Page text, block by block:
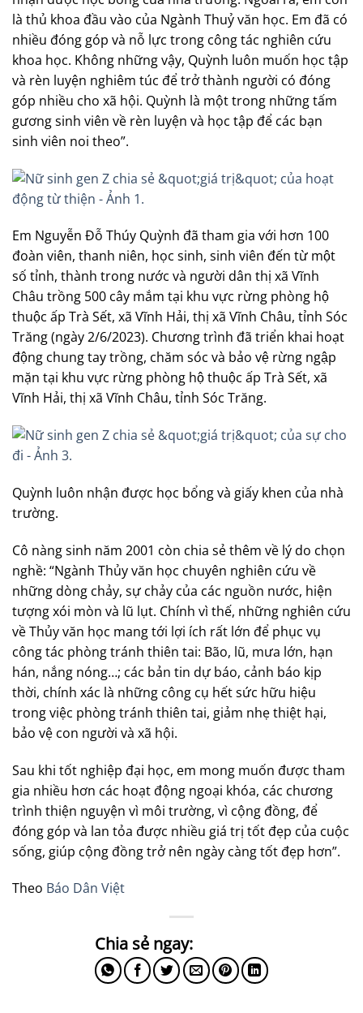
là thủ khoa đầu vào của Ngành Thuỷ văn học. Em đã có
nhiều đóng góp và nỗ lực trong công tác nghiên cứu
khoa học. Không những vậy, Quỳnh luôn muốn học tập
và rèn luyện nghiêm túc để trở thành người có đóng
góp nhiều cho xã hội. Quỳnh là một trong những tấm
gương sinh viên về rèn luyện và học tập để các bạn
sinh viên noi theo”.
Em Nguyễn Đỗ Thúy Quỳnh đã tham gia với hơn 100
đoàn viên, thanh niên, học sinh, sinh viên đến từ một
số tỉnh, thành trong nước và người dân thị xã Vĩnh
Châu trồng 500 cây mắm tại khu vực rừng phòng hộ
thuộc ấp Trà Sết, xã Vĩnh Hải, thị xã Vĩnh Châu, tỉnh Sóc
Trăng (ngày 2/6/2023). Chương trình đã triển khai hoạt
động chung tay trồng, chăm sóc và bảo vệ rừng ngập
mặn tại khu vực rừng phòng hộ thuộc ấp Trà Sết, xã
Vĩnh Hải, thị xã Vĩnh Châu, tỉnh Sóc Trăng.
Quỳnh luôn nhận được học bổng và giấy khen của nhà
trường.
Cô nàng sinh năm 2001 còn chia sẻ thêm về lý do chọn
nghề: “Ngành Thủy văn học chuyên nghiên cứu về
những dòng chảy, sự chảy của các nguồn nước, hiện
tượng xói mòn và lũ lụt. Chính vì thế, những nghiên cứu
về Thủy văn học mang tới lợi ích rất lớn để phục vụ
công tác phòng tránh thiên tai: Bão, lũ, mưa lớn, hạn
hán, nắng nóng…; các bản tin dự báo, cảnh báo kịp
thời, chính xác là những công cụ hết sức hữu hiệu
trong việc phòng tránh thiên tai, giảm nhẹ thiệt hại,
bảo vệ con người và xã hội.
Sau khi tốt nghiệp đại học, em mong muốn được tham
gia nhiều hơn các hoạt động ngoại khóa, các chương
trình thiện nguyện vì môi trường, vì cộng đồng, để
đóng góp và lan tỏa được nhiều giá trị tốt đẹp của cuộc
sống, giúp cộng đồng trở nên ngày càng tốt đẹp hơn”.
Theo Báo Dân Việt